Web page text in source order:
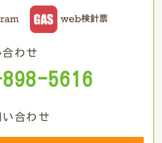
わせ
5616
合わせ